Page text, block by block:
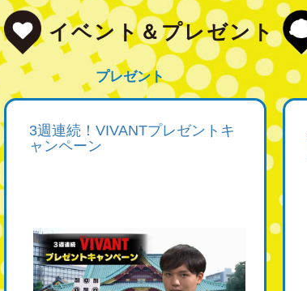
イベント＆プレゼント
プレゼント
3週連続！VIVANTプレゼントキ
ャンペーン